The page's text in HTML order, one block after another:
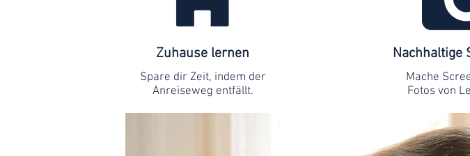
Zuhause lernen
Spare dir Zeit, indem der
Anreiseweg entfällt.
Nachhaltige
Mache
Fotos von